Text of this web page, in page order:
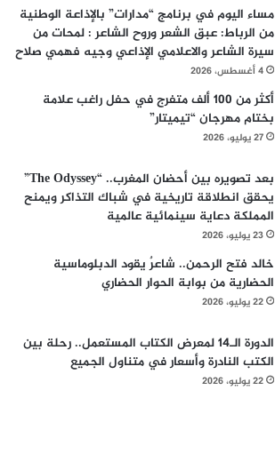
مساء اليوم في برنامج “مدارات” بالإذاعة الوطنية
من الرباط: عبق الشعر وروح الشاعر : لمحات من
سيرة الشاعر والاعلامي الإذاعي وجيه فهمي صلاح
4 أغسطس، 2026
أكثر من 100 ألف متفرج في حفل راغب علامة
بختام مهرجان “تيميتار”
27 يوليو، 2026
بعد تصويره بين أحضان المغرب.. “The Odyssey”
يحقق انطلاقة تاريخية في شباك التذاكر ويمنح
المملكة دعاية سينمائية عالمية
23 يوليو، 2026
خالد فتح الرحمن.. شاعرٌ يقود الدبلوماسية
الحضارية من بوابة الحوار الحضاري
22 يوليو، 2026
الدورة الـ14 لمعرض الكتاب المستعمل.. رحلة بين
الكتب النادرة وأسعار في متناول الجميع
22 يوليو، 2026